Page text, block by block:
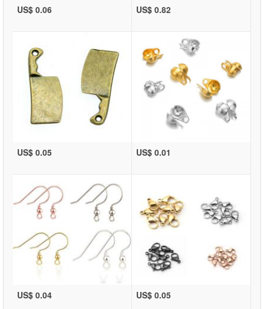
US$ 0.06 US$ 0.82
US$ 0.05 US$ 0.01
US$ 0.04 US$ 0.05